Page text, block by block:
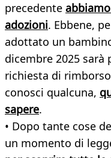
precedente
adozioni. Ebbene,
adottato un
dicembre 2025
richiesta di
conosci qualcuna,
sapere.
• Dopo tante cose
un momento di